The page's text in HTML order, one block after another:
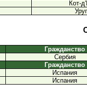
Кот-
Гражданство
Сербия
Гражданство
Испания
Испания